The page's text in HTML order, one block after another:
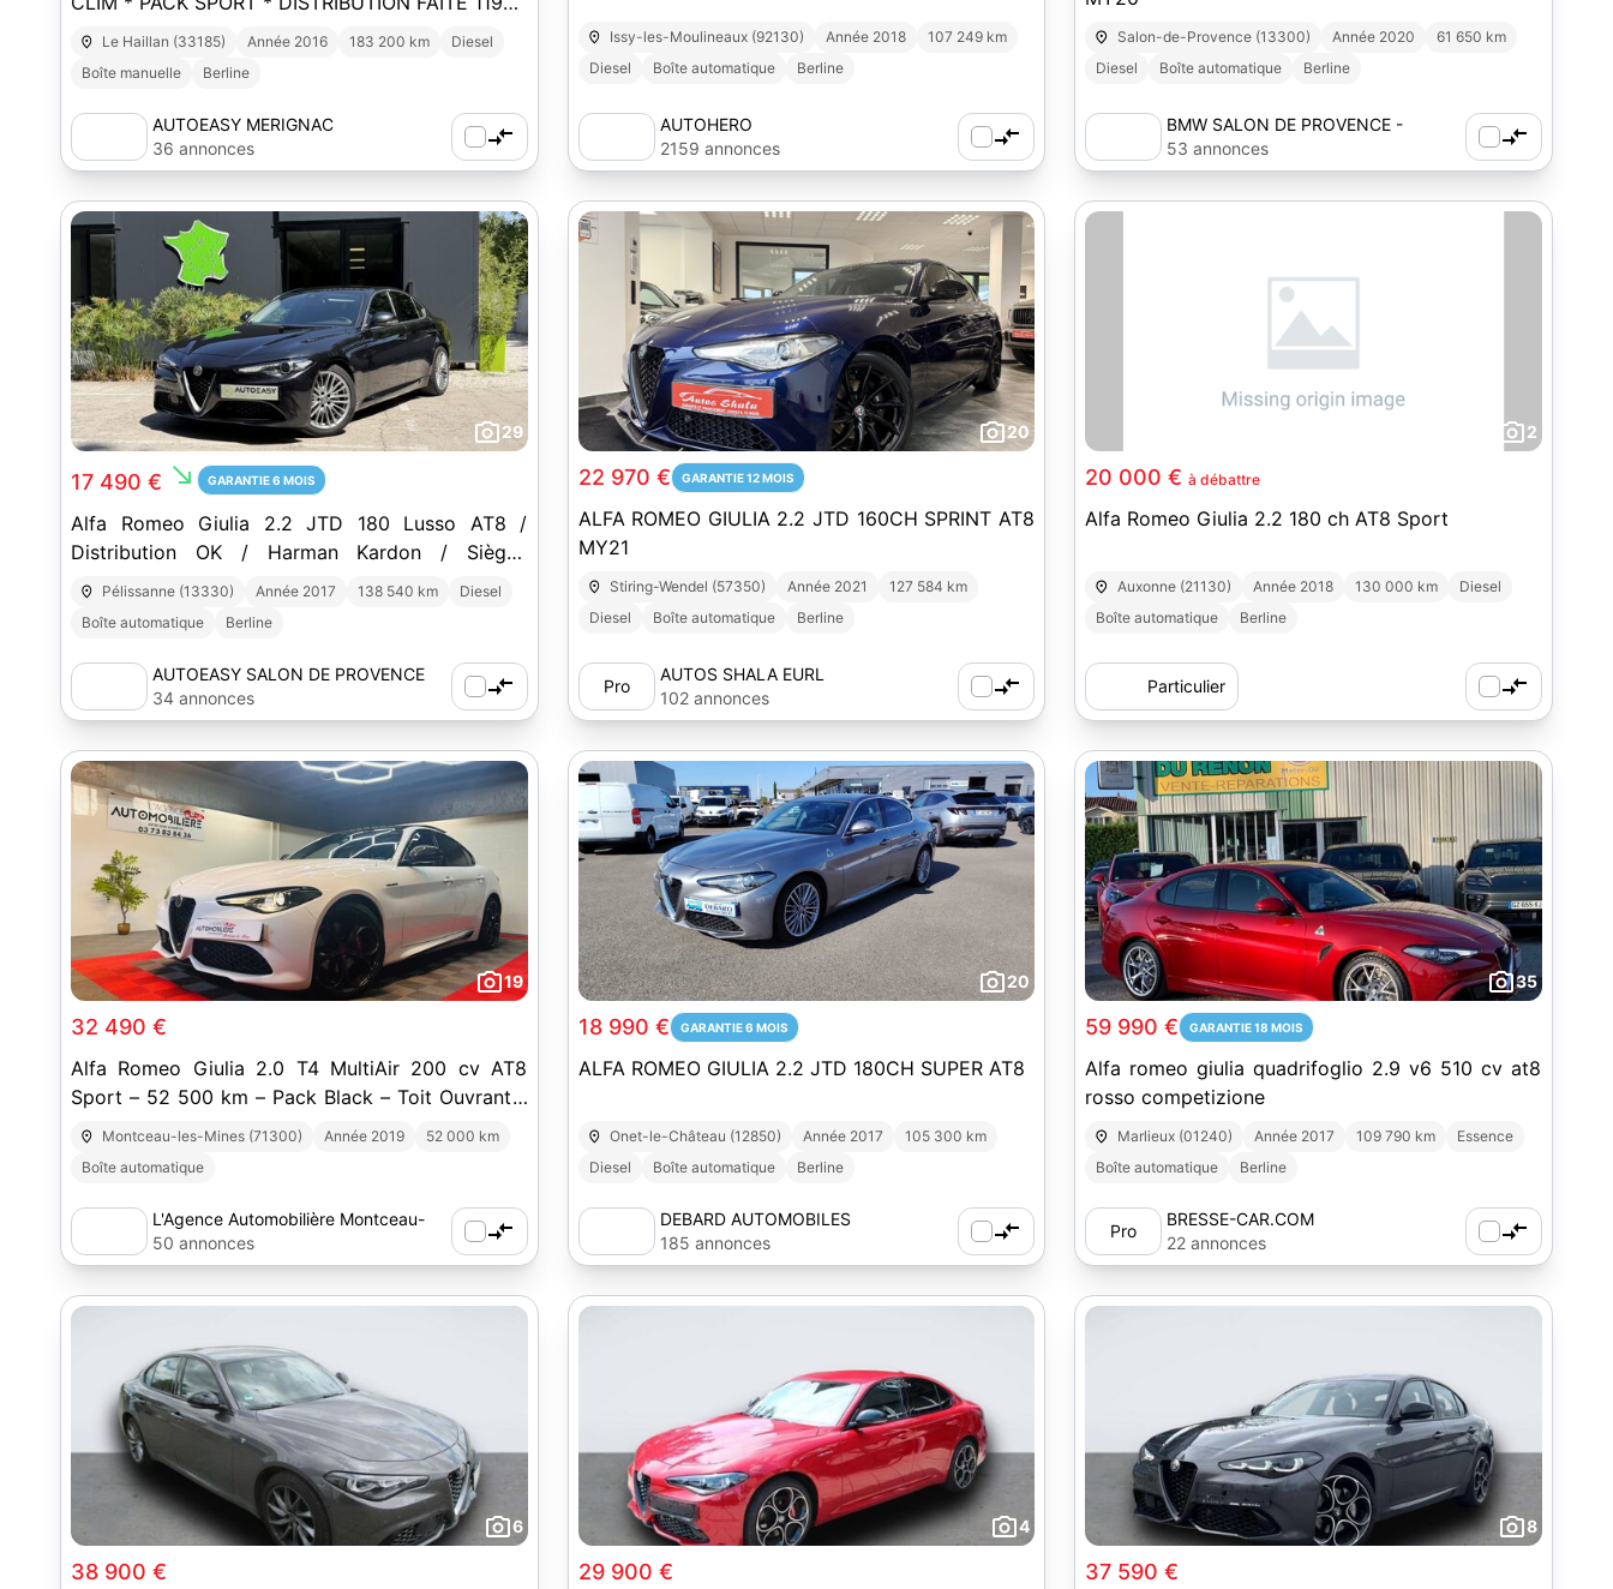
eurosLe Haillan (33185) Année 2016 183 200 km
Diesel
Boîte manuelle
Berline
AUTOEASY MERIGNAC
36 annonces
Issy-les-Moulineaux (92130) Année 2018
107 249 km
Diesel
Boîte automatique Berline
AUTOHERO
2159 annonces
Salon-de-Provence (13300) Année 2020
61 650 km
Diesel
Boîte automatique Berline
BMW SALON DE PROVENCE -
AUTOSPHERE
53 annonces
29
17 490 € south_east GARANTIE 6 MOIS
Alfa Romeo Giulia 2.2 JTD 180 Lusso AT8 /
Distribution OK / Harman Kardon / Sièges
Chauffants 17490 euros
Pélissanne (13330) Année 2017 138 540 km
Diesel
Boîte automatique
Berline
AUTOEASY SALON DE PROVENCE
34 annonces
20
22 970 € GARANTIE 12 MOIS
ALFA ROMEO GIULIA 2.2 JTD 160CH SPRINT AT8
MY21
Stiring-Wendel (57350) Année 2021
127 584 km
Diesel
Boîte automatique Berline
Pro
AUTOS SHALA EURL
102 annonces
2
20 000 €à débattre
Alfa Romeo Giulia 2.2 180 ch AT8 Sport
Auxonne (21130) Année 2018 130 000 km
Diesel
Boîte automatique
Berline
Particulier
19
32 490 €
Alfa Romeo Giulia 2.0 T4 MultiAir 200 cv AT8
Sport – 52 500 km – Pack Black – Toit Ouvrant -
Finition Sport
Montceau-les-Mines (71300) Année 2019
52 000 km
Boîte automatique
L'Agence Automobilière Montceau-
les-Mines (71)
50 annonces
20
18 990 € GARANTIE 6 MOIS
ALFA ROMEO GIULIA 2.2 JTD 180CH SUPER AT8
Onet-le-Château (12850) Année 2017
105 300 km
Diesel
Boîte automatique Berline
DEBARD AUTOMOBILES
185 annonces
35
59 990 € GARANTIE 18 MOIS
Alfa romeo giulia quadrifoglio 2.9 v6 510 cv at8
rosso competizione
Marlieux (01240) Année 2017 109 790 km
Essence
Boîte automatique
Berline
Pro
BRESSE-CAR.COM
22 annonces
6
38 900 €
4
29 900 €
8
37 590 €